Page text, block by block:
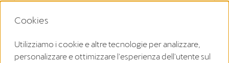
Note legali
Cookies
Utilizziamo i cookie e altre tecnologie per analizzare,
personalizzare e ottimizzare l'esperienza dell'utente sul